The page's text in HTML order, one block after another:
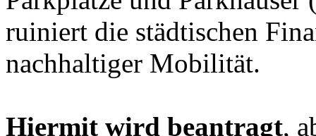
ruiniert die städtischen
nachhaltiger Mobilität.
Hiermit wird beantragt,